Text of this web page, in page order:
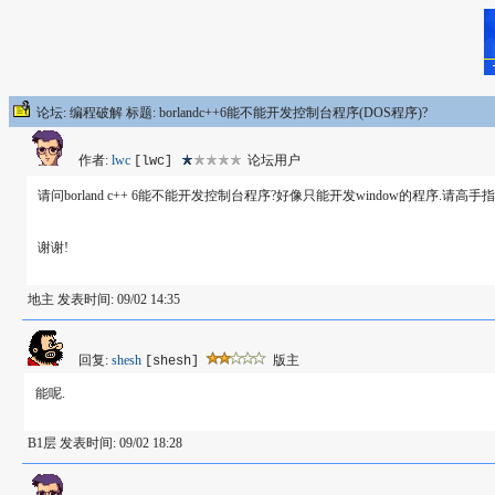
论坛: 编程破解 标题: borlandc++6能不能开发控制台程序(DOS程序)?
作者: lwc [lwc] 论坛用户
请问borland c++ 6能不能开发控制台程序?好像只能开发window的程序.请高手
谢谢!
地主 发表时间: 09/02 14:35
回复: shesh [shesh] 版主
能呢.
B1层 发表时间: 09/02 18:28